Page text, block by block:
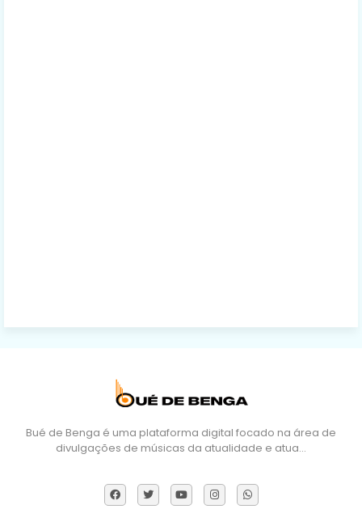
Bué de Benga é uma plataforma digital focado na área de
divulgações de músicas da atualidade e atua…